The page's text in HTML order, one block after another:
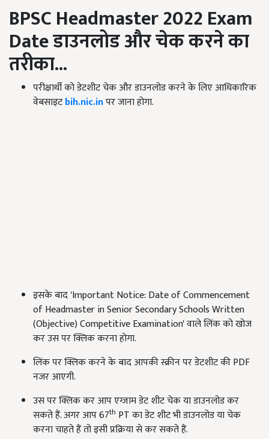
BPSC Headmaster 2022 Exam
Dateडाउनलोड और चेक करने का
तरीका...
परीक्षार्थी को डेटशीट चेक और डाउनलोड करने के लिए आधिकारिक
वेबसाइटbih.nic.inपर जाना होगा.
इसके बाद 'Important Notice: Date of Commencement
of Headmaster in Senior Secondary Schools Written
(Objective) Competitive Examination' वाले लिंक को खोज
कर उस पर क्लिक करना होगा.
लिंक पर क्लिक करने के बाद आपकी स्क्रीन पर डेटशीट की PDF
नजर आएगी.
उस पर क्लिक कर आप एग्जाम डेट शीट चेक या डाउनलोड कर
सकते हैं. अगर आप 67th PT का डेट शीट भी डाउनलोड या चेक
करना चाहते हैं तो इसी प्रक्रिया से कर सकते हैं.